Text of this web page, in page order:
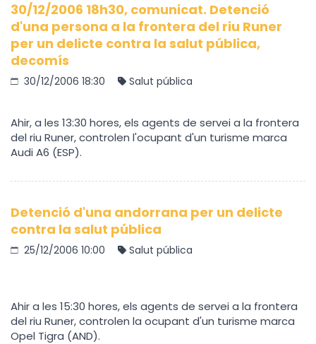
30/12/2006 18h30, comunicat. Detenció
d'una persona a la frontera del riu Runer
per un delicte contra la salut pública,
decomís
30/12/2006 18:30 Salut pública
Ahir, a les 13:30 hores, els agents de servei a la frontera
del riu Runer, controlen l'ocupant d'un turisme marca
Audi A6 (ESP).
Detenció d'una andorrana per un delicte
contra la salut pública
25/12/2006 10:00 Salut pública
Ahir a les 15:30 hores, els agents de servei a la frontera
del riu Runer, controlen la ocupant d'un turisme marca
Opel Tigra (AND).